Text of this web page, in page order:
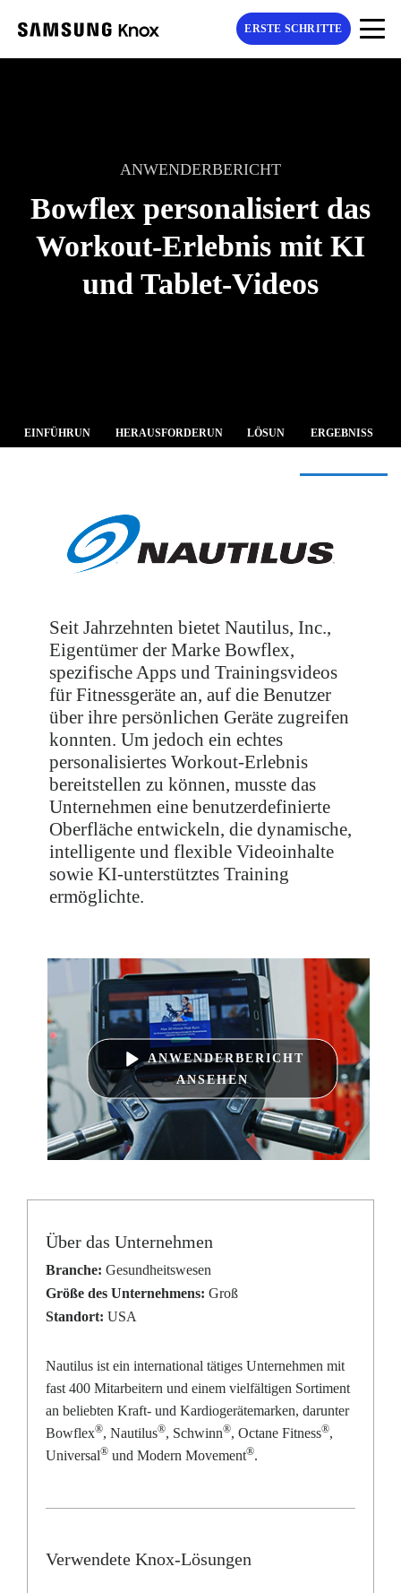
ERSTE SCHRITTE
ANWENDERBERICHT
Bowflex personalisiert das
Workout-Erlebnis mit KI
und Tablet-Videos
EINFÜHRUN
HERAUSFORDERUN
LÖSUN
ERGEBNISS
Seit Jahrzehnten bietet Nautilus, Inc.,
Eigentümer der Marke Bowflex,
spezifische Apps und Trainingsvideos
für Fitnessgeräte an, auf die Benutzer
über ihre persönlichen Geräte zugreifen
konnten. Um jedoch ein echtes
personalisiertes Workout-Erlebnis
bereitstellen zu können, musste das
Unternehmen eine benutzerdefinierte
Oberfläche entwickeln, die dynamische,
intelligente und flexible Videoinhalte
sowie KI-unterstütztes Training
ermöglichte.
ANWENDERBERICHT
ANSEHEN
Über das Unternehmen
Branche: Gesundheitswesen
Größe des Unternehmens: Groß
Standort: USA
Nautilus ist ein international tätiges Unternehmen mit
fast 400 Mitarbeitern und einem vielfältigen Sortiment
an beliebten Kraft- und Kardiogerätemarken, darunter
Bowflex®, Nautilus®, Schwinn®, Octane Fitness®,
Universal® und Modern Movement®.
Verwendete Knox-Lösungen